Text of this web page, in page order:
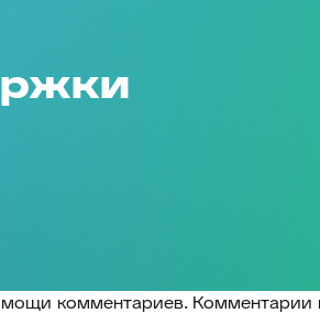
комментариев.